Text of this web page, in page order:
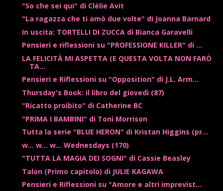
"So che sei qui" di Clélie Avit
"La ragazza che ti amò due volte" di Joanna Barnard
In uscita: TORTELLI DI ZUCCA di Bianca Garavelli
Pensieri e riflessioni su "PROFESSIONE KILLER" di ...
LA FELICITÀ MI ASPETTA (E QUESTA VOLTA NON FARÒ
TA...
Pensieri e Riflessioni su "Opposition" di J.L. Arm...
Thursday's Book: il libro del giovedì (87)
"Ricatto proibito" di Catherine BC
"PRIMA I BAMBINI" di Toni Morrison
Tutta la serie "BLUE HERON" di Kristan Higgins (pr...
w... w... w... Wednesdays (170)
"TUTTA LA MAGIA DEI SOGNI" di Cassie Beasley
Talon (Primo capitolo) di JULIE KAGAWA
Pensieri e Riflessioni su "Amore e altri imprevist...